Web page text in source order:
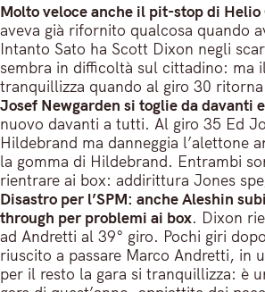
Molto veloce anche il pit-stop di Helio
aveva già rifornito qualcosa quando
Intanto Sato ha Scott Dixon negli
sembra in difficoltà sul cittadino: ma
tranquillizza quando al giro 30
Josef Newgarden si toglie da davanti
nuovo davanti a tutti. Al giro 35 Ed
Hildebrand ma danneggia l’alettone
la gomma di Hildebrand. Entrambi
rientrare ai box: addirittura Jones
Disastro per l’SPM: anche Aleshin
through per problemi ai box. Dixon
ad Andretti al 39° giro. Pochi giri
riuscito a passare Marco Andretti, in
per il resto la gara si tranquillizza: è